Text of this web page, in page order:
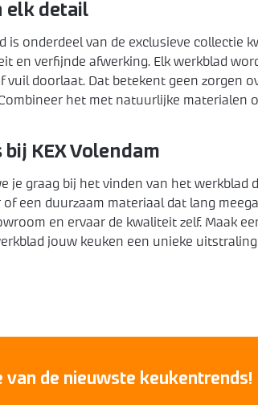
elk detail
is onderdeel van de exclusieve collectie
en verfijnde afwerking. Elk werkblad
vuil doorlaat. Dat betekent geen zorgen
het met natuurlijke materialen
KEX Volendam
je graag bij het vinden van het
een duurzaam materiaal dat lang
en ervaar de kwaliteit zelf. Maak
jouw keuken een unieke
van de nieuwste keukentrends!